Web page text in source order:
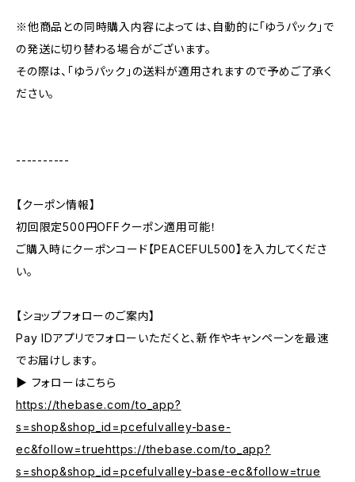
※他商品との同時購入内容によっては、自動的に「ゆうパック」で
の発送に切り替わる場合がございます。
その際は、「ゆうパック」の送料が適用されますので予めご了承く
ださい。
----------
【クーポン情報】
初回限定500円OFFクーポン適用可能！
ご購入時にクーポンコード【PEACEFUL500】を入力してくださ
い。
【ショップフォローのご案内】
Pay IDアプリでフォローいただくと、新作やキャンペーンを最速
でお届けします。
▶︎ フォローはこちら
https://thebase.com/to_app?
s=shop&shop_id=pcefulvalley-base-
ec&follow=truehttps://thebase.com/to_app?
s=shop&shop_id=pcefulvalley-base-ec&follow=true